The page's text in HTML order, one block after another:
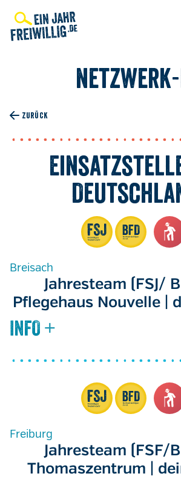
zum
Inhalt
ZURÜCK
Breisach
Jahresteam (FSJ/
Pflegehaus Nouvelle |
Freiburg
Jahresteam (FSF/
Thomaszentrum |